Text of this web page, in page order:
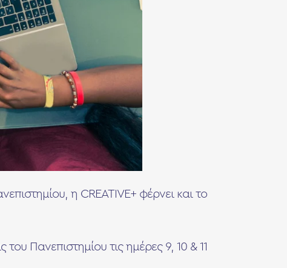
η CREATIVE+ φέρνει και το
Πανεπιστημίου τις ημέρες 9, 10 & 11